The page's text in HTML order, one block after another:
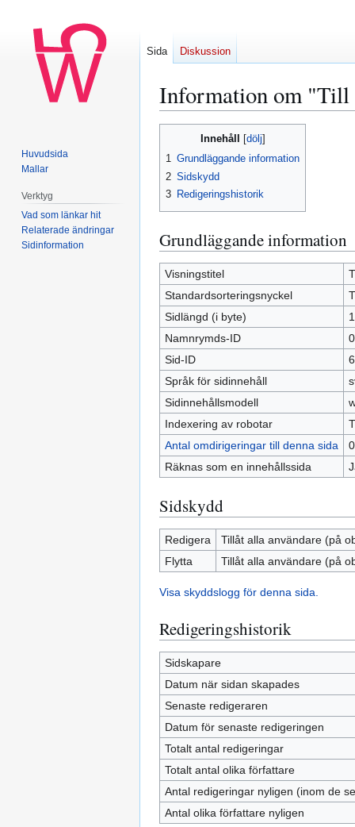
Information om
Innehåll
1 Grundläggande information
2 Sidskydd
3 Redigeringshistorik
Grundläggande information
Visningstitel
Standardsorteringsnyckel
Sidlängd (i byte)
Namnrymds-ID
0
Sid-ID
Språk för sidinnehåll
Sidinnehållsmodell
Indexering av robotar
Antal omdirigeringar till denna sida
0
Räknas som en innehållssida
Sidskydd
Redigera
Tillåt alla användare (på
Flytta
Tillåt alla användare (på
Visa skyddslogg för denna sida.
Redigeringshistorik
Sidskapare
Datum när sidan skapades
Senaste redigeraren
Datum för senaste redigeringen
Totalt antal redigeringar
Totalt antal olika författare
Antal redigeringar nyligen (inom de
Antal olika författare nyligen
Sida Diskussion
Huvudsida
Mallar
Verktyg
Vad som länkar hit
Relaterade ändringar
Sidinformation